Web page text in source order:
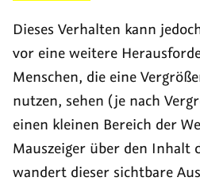
Dieses Verhalten kann
vor eine weitere
Menschen, die eine
nutzen, sehen (je nach
einen kleinen Bereich der
Mauszeiger über den Inhalt
wandert dieser sichtbare